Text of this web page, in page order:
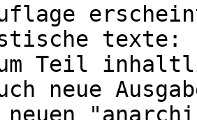
texte:
Teil
neue